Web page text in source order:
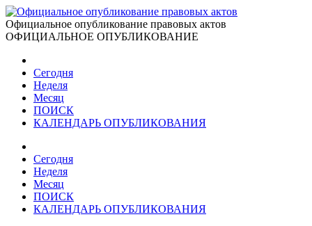
Официальное опубликование правовых актов
ОФИЦИАЛЬНОЕ ОПУБЛИКОВАНИЕ
Сегодня
Неделя
Месяц
ПОИСК
КАЛЕНДАРЬ ОПУБЛИКОВАНИЯ
Сегодня
Неделя
Месяц
ПОИСК
КАЛЕНДАРЬ ОПУБЛИКОВАНИЯ